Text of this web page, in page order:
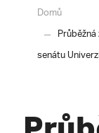
Domů
senátu